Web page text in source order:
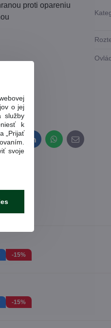
proti opareniu
Reddit LinkedInWhatsApp
E-
mail
-15%
-15%
o jej
služby
k
„Prijať
svoje